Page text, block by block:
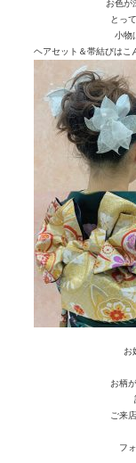
お色が
とっ
小物
ヘアセット＆帯結びはこ
お
お柄
ご来
フ